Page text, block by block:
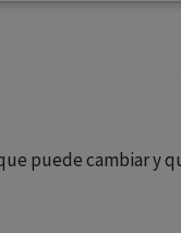
puede cambiar y